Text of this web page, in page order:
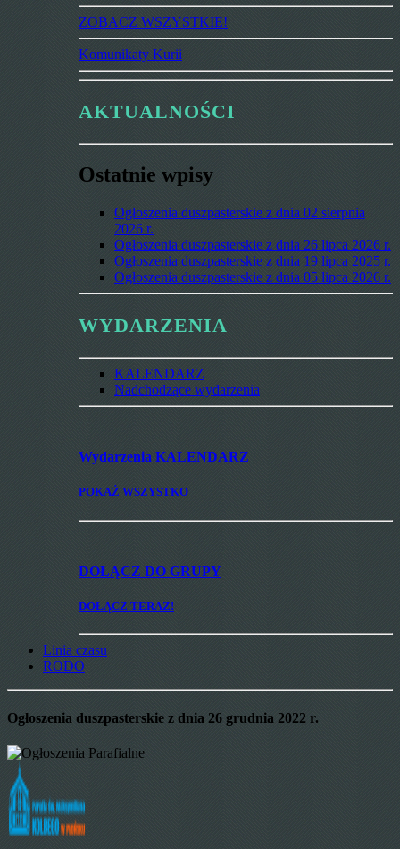
ZOBACZ WSZYSTKIE!
Komunikaty Kurii
AKTUALNOŚCI
Ostatnie wpisy
Ogłoszenia duszpasterskie z dnia 02 sierpnia
2026 r.
Ogłoszenia duszpasterskie z dnia 26 lipca 2026 r.
Ogłoszenia duszpasterskie z dnia 19 lipca 2025 r.
Ogłoszenia duszpasterskie z dnia 05 lipca 2026 r.
WYDARZENIA
KALENDARZ
Nadchodzące wydarzenia
Wydarzenia KALENDARZ
POKAŻ WSZYSTKO
DOŁĄCZ DO GRUPY
DOŁĄCZ TERAZ!
Linia czasu
RODO
Ogłoszenia duszpasterskie z dnia 26 grudnia 2022 r.